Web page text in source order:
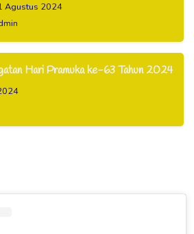
Agustus 2024
Hari Pramuka ke-63 Tahun 2024